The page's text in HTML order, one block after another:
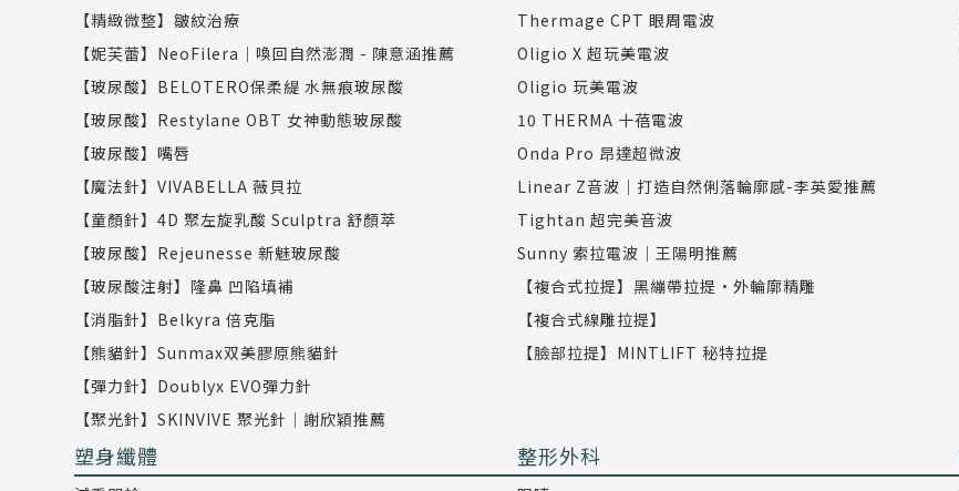
【精緻微整】皺紋治療
【妮芙蕾】NeoFilera｜喚回自然澎潤 - 陳意涵推薦
【玻尿酸】BELOTERO保柔緹 水無痕玻尿酸
【玻尿酸】Restylane OBT 女神動態玻尿酸
【玻尿酸】嘴唇
【魔法針】VIVABELLA 薇貝拉
【童顏針】4D 聚左旋乳酸 Sculptra 舒顏萃
【玻尿酸】Rejeunesse 新魅玻尿酸
【玻尿酸注射】隆鼻 凹陷填補
【消脂針】Belkyra 倍克脂
【熊貓針】Sunmax双美膠原熊貓針
【彈力針】Doublyx EVO彈力針
【聚光針】SKINVIVE 聚光針｜謝欣穎推薦
Thermage CPT 眼周電波
Oligio X 超玩美電波
Oligio 玩美電波
10 THERMA 十蓓電波
Onda Pro 昂達超微波
Linear Z音波｜打造自然俐落輪廓感-李英愛推薦
Tightan 超完美音波
Sunny 索拉電波｜王陽明推薦
【複合式拉提】黑繃帶拉提•外輪廓精雕
【複合式線雕拉提】
【臉部拉提】MINTLIFT 秘特拉提
塑身纖體 整形外科